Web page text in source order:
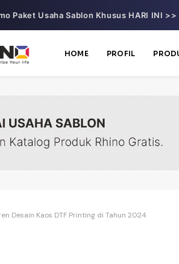
Paket Usaha Sablon Khusus HARI INI
HOME PROFIL
Desain Kaos DTF Printing di Tahun 2024